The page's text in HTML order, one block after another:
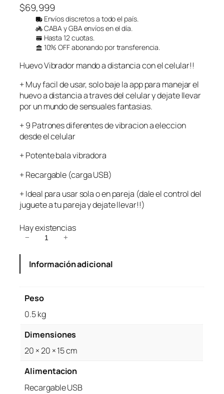
$69,999
Envíos discretos a todo el país.
CABA y GBA envíos en el día.
Hasta 12 cuotas.
10% OFF abonando por transferencia.
Huevo Vibrador mando a distancia con el celular!!
+ Muy facil de usar, solo baje la app para manejar el
huevo a distancia a traves del celular y dejate llevar
por un mundo de sensuales fantasias.
+ 9 Patrones diferentes de vibracion a eleccion
desde el celular
+ Potente bala vibradora
+ Recargable (carga USB)
+ Ideal para usar sola o en pareja (dale el control del
juguete a tu pareja y dejate llevar!!)
Hay existencias
v
r
o
− +
Información adicional
Peso
0.5 kg
Dimensiones
20 × 20 × 15 cm
Alimentacion
Recargable USB